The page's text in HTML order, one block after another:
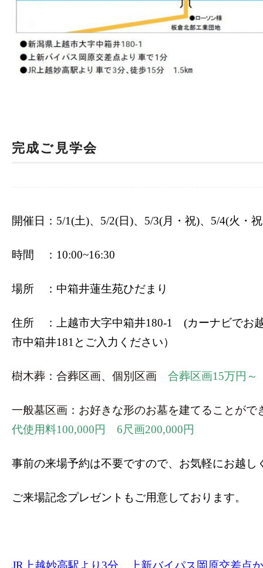
完成ご見学会
開催日： 5/1(土)、5/2(日)、5/3(月・祝)、5/4(火・
時間 ：10:00~16:30
場所 ：中箱井蓮生苑ひだまり
住所 ：上越市大字中箱井180-1 (カーナビでお
市中箱井181とご入力ください）
樹木葬：合葬区画、個別区画 合葬区画15万円～
一般墓区画：お好きな形のお墓を建てることがで
代使用料100,000円 6尺画200,000円
事前の来場予約は不要ですので、お気軽にお越し
ご来場記念プレゼントもご用意しております。
JR上越妙高駅より3分、上新バイパス岡原交差点